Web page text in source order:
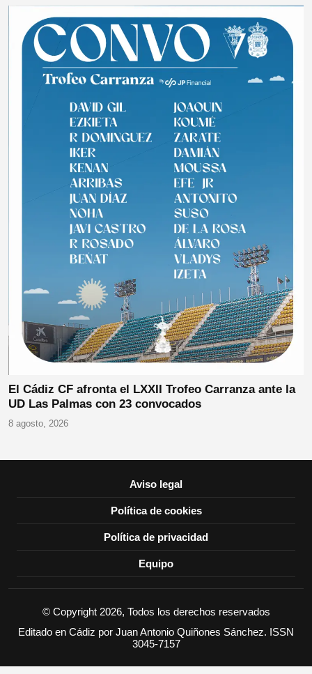
El Cádiz CF afronta el LXXII Trofeo Carranza ante la
UD Las Palmas con 23 convocados
8 agosto, 2026
Aviso legal
Política de cookies
Política de privacidad
Equipo
© Copyright 2026, Todos los derechos reservados
Editado en Cádiz por Juan Antonio Quiñones Sánchez. ISSN
3045-7157